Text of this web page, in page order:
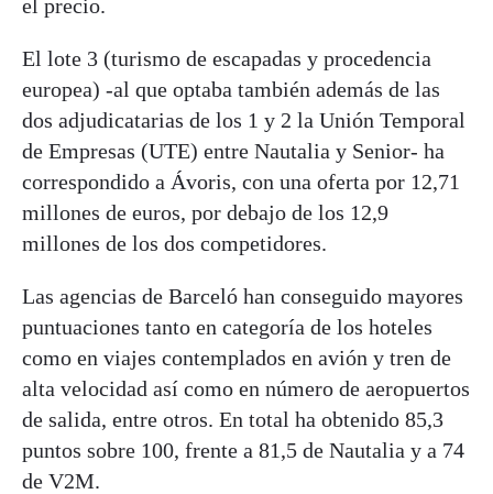
el precio.
El lote 3 (turismo de escapadas y procedencia
europea) -al que optaba también además de las
dos adjudicatarias de los 1 y 2 la Unión Temporal
de Empresas (UTE) entre Nautalia y Senior- ha
correspondido a Ávoris, con una oferta por 12,71
millones de euros, por debajo de los 12,9
millones de los dos competidores.
Las agencias de Barceló han conseguido mayores
puntuaciones tanto en categoría de los hoteles
como en viajes contemplados en avión y tren de
alta velocidad así como en número de aeropuertos
de salida, entre otros. En total ha obtenido 85,3
puntos sobre 100, frente a 81,5 de Nautalia y a 74
de V2M.